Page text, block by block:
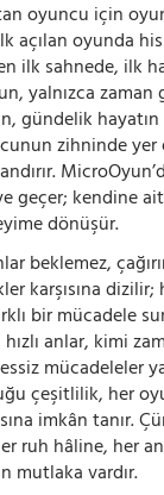
oyuncu için
açılan oyunda
ilk sahnede, ilk
yalnızca zaman
hayatın
zihninde
geçer; kendine
dönüşür.
beklemez,
karşısına
bir mücadele
anlar, kimi
mücadeleler
çeşitlilik, her
imkân tanır.
ruh hâline, her
mutlaka vardır.